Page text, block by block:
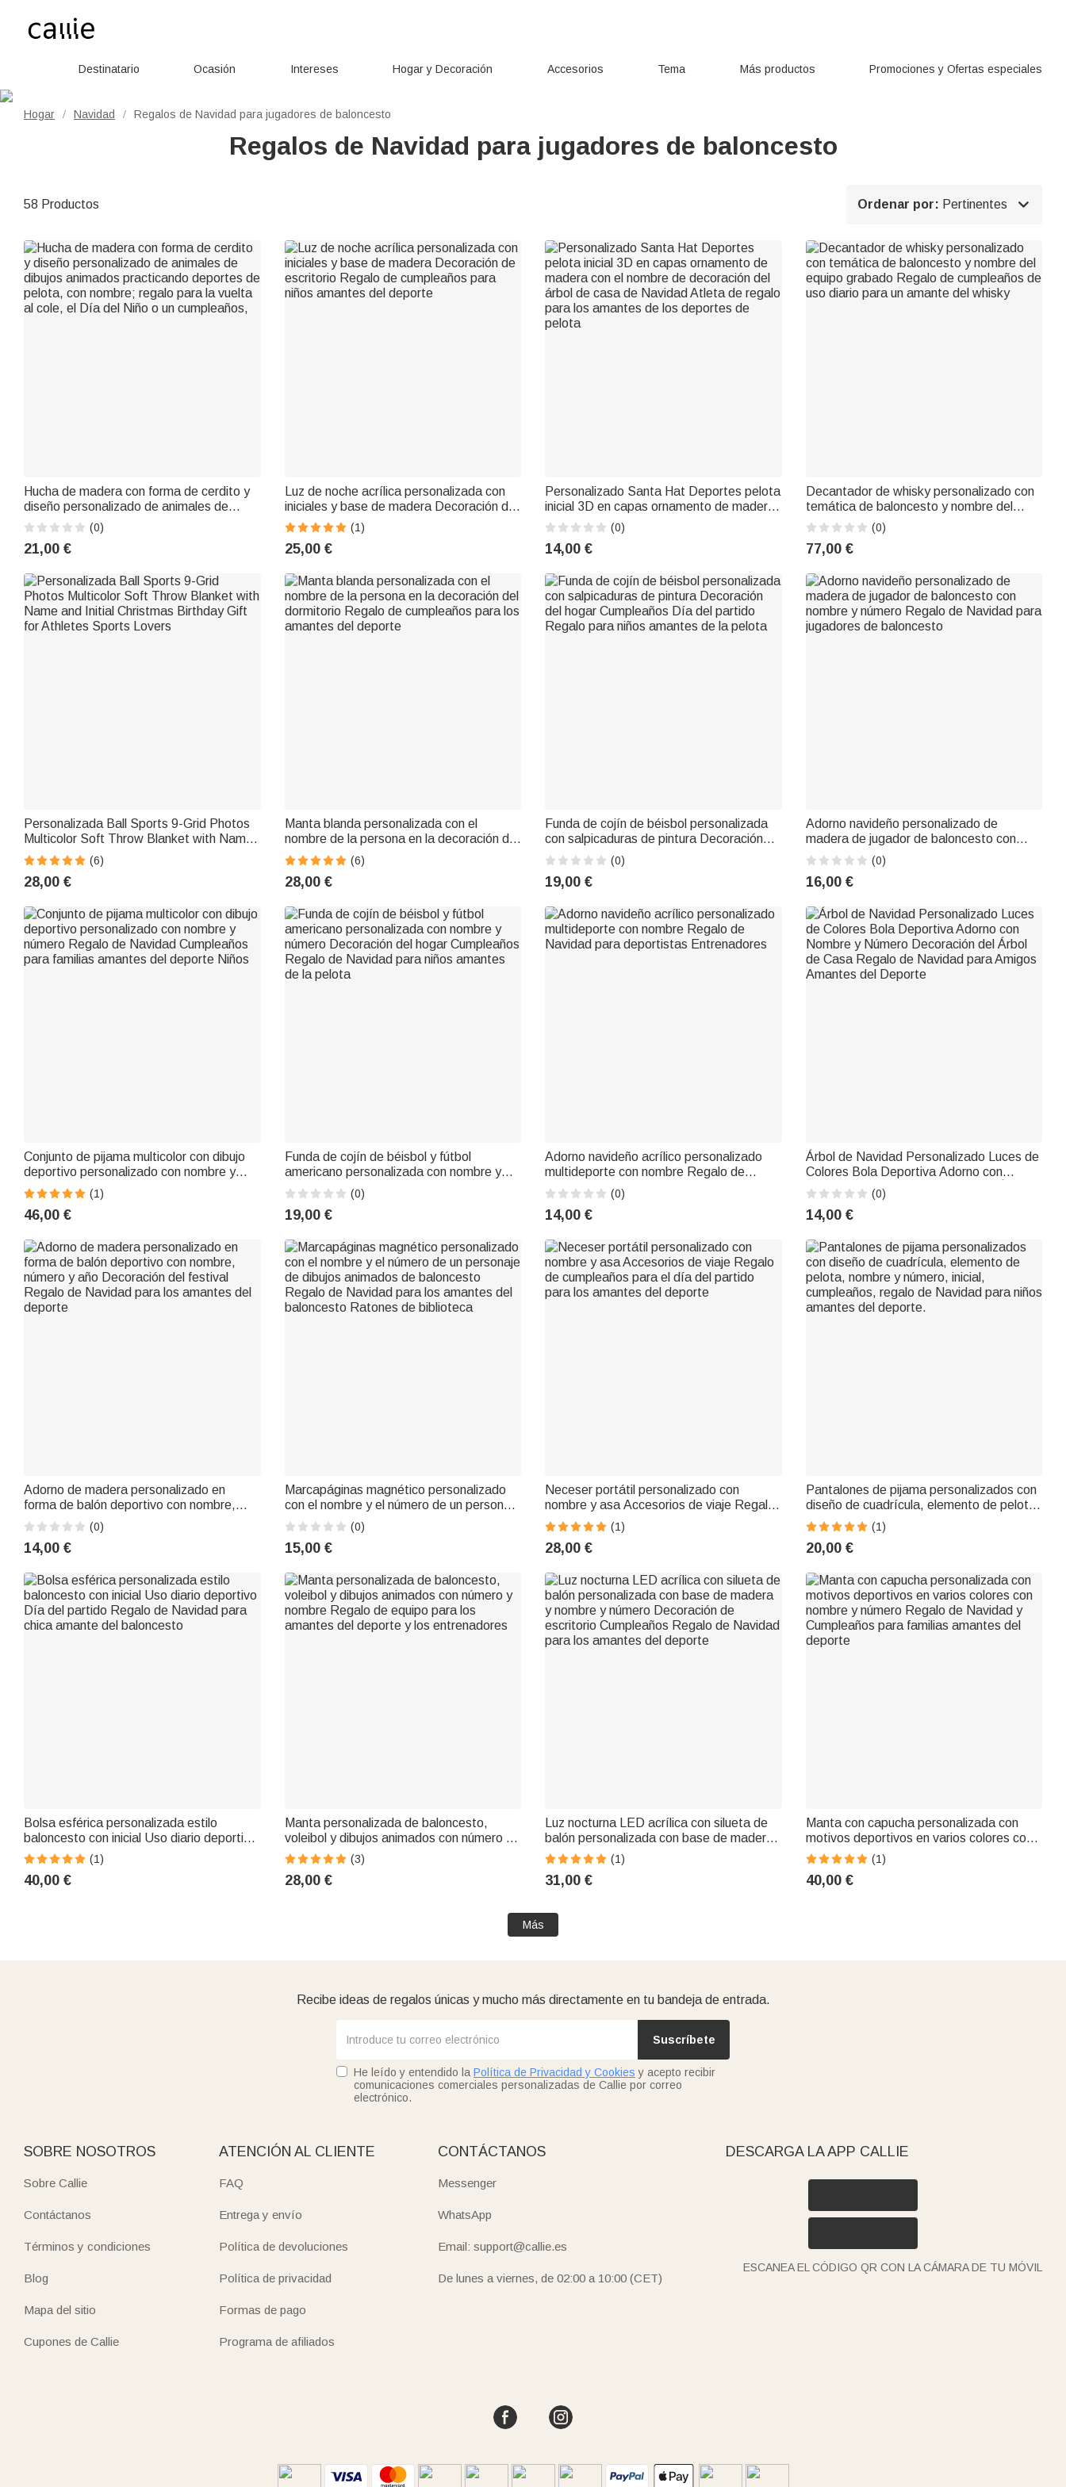
Destinatario Ocasión Intereses Hogar y Decoración Accesorios Tema Más productos Promociones y Ofertas especiales
Hogar / Navidad / Regalos de Navidad para jugadores de baloncesto
Regalos de Navidad para jugadores de baloncesto
58 Productos Ordenar por: Pertinentes 
Hucha de madera con forma de cerdito y
diseño personalizado de animales de
dibujos animados practicando deportes de
pelota, con nombre; regalo para la vuelta
al cole, el Día del Niño o un cumpleaños,
(0)
21,00 €
Luz de noche acrílica personalizada con
iniciales y base de madera Decoración de
escritorio Regalo de cumpleaños para
niños amantes del deporte
(1)
25,00 €
Personalizado Santa Hat Deportes pelota
inicial 3D en capas ornamento de madera
con el nombre de decoración del árbol de
casa de Navidad Atleta de regalo para los
amantes de los deportes de pelota
(0)
14,00 €
Decantador de whisky personalizado con
temática de baloncesto y nombre del
equipo grabado Regalo de cumpleaños de
uso diario para un amante del whisky
(0)
77,00 €
Personalizada Ball Sports 9-Grid Photos
Multicolor Soft Throw Blanket with Name
and Initial Christmas Birthday Gift for
Athletes Sports Lovers
(6)
28,00 €
Manta blanda personalizada con el
nombre de la persona en la decoración del
dormitorio Regalo de cumpleaños para los
amantes del deporte
(6)
28,00 €
Funda de cojín de béisbol personalizada
con salpicaduras de pintura Decoración
del hogar Cumpleaños Día del partido
Regalo para niños amantes de la pelota
(0)
19,00 €
Adorno navideño personalizado de
madera de jugador de baloncesto con
nombre y número Regalo de Navidad para
jugadores de baloncesto
(0)
16,00 €
Conjunto de pijama multicolor con dibujo
deportivo personalizado con nombre y
número Regalo de Navidad Cumpleaños
para familias amantes del deporte Niños
(1)
46,00 €
Funda de cojín de béisbol y fútbol
americano personalizada con nombre y
número Decoración del hogar Cumpleaños
Regalo de Navidad para niños amantes
de la pelota
(0)
19,00 €
Adorno navideño acrílico personalizado
multideporte con nombre Regalo de
Navidad para deportistas Entrenadores
(0)
14,00 €
Árbol de Navidad Personalizado Luces de
Colores Bola Deportiva Adorno con
Nombre y Número Decoración del Árbol
de Casa Regalo de Navidad para Amigos
Amantes del Deporte
(0)
14,00 €
Adorno de madera personalizado en
forma de balón deportivo con nombre,
número y año Decoración del festival
Regalo de Navidad para los amantes del
deporte
(0)
14,00 €
Marcapáginas magnético personalizado
con el nombre y el número de un personaje
de dibujos animados de baloncesto
Regalo de Navidad para los amantes del
baloncesto Ratones de biblioteca
(0)
15,00 €
Neceser portátil personalizado con
nombre y asa Accesorios de viaje Regalo
de cumpleaños para el día del partido
para los amantes del deporte
(1)
28,00 €
Pantalones de pijama personalizados con
diseño de cuadrícula, elemento de pelota,
nombre y número, inicial, cumpleaños,
regalo de Navidad para niños amantes del
deporte.
(1)
20,00 €
Bolsa esférica personalizada estilo
baloncesto con inicial Uso diario deportivo
Día del partido Regalo de Navidad para
chica amante del baloncesto
(1)
40,00 €
Manta personalizada de baloncesto,
voleibol y dibujos animados con número y
nombre Regalo de equipo para los
amantes del deporte y los entrenadores
(3)
28,00 €
Luz nocturna LED acrílica con silueta de
balón personalizada con base de madera
y nombre y número Decoración de
escritorio Cumpleaños Regalo de Navidad
para los amantes del deporte
(1)
31,00 €
Manta con capucha personalizada con
motivos deportivos en varios colores con
nombre y número Regalo de Navidad y
Cumpleaños para familias amantes del
deporte
(1)
40,00 €
Más
Recibe ideas de regalos únicas y mucho más directamente en tu bandeja de entrada.
Suscríbete
He leído y entendido la Política de Privacidad y Cookies y acepto recibir
comunicaciones comerciales personalizadas de Callie por correo
electrónico.
SOBRE NOSOTROS
Sobre Callie
Contáctanos
Términos y condiciones
Blog
Mapa del sitio
Cupones de Callie
ATENCIÓN AL CLIENTE
FAQ
Entrega y envío
Política de devoluciones
Política de privacidad
Formas de pago
Programa de afiliados
CONTÁCTANOS
Messenger
WhatsApp
Email: support@callie.es
De lunes a viernes, de 02:00 a 10:00 (CET)
DESCARGA LA APP CALLIE
ESCANEA EL CÓDIGO QR CON LA CÁMARA DE TU MÓVIL